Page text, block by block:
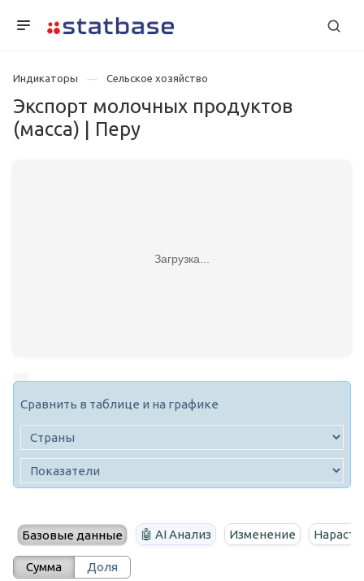
Индикаторы Сельское хозяйство
Экспорт молочных продуктов
(масса) | Перу
Загрузка...
Сравнить в таблице и на графике
Базовые данные 🤖 AI Анализ Изменение
Сумма Доля